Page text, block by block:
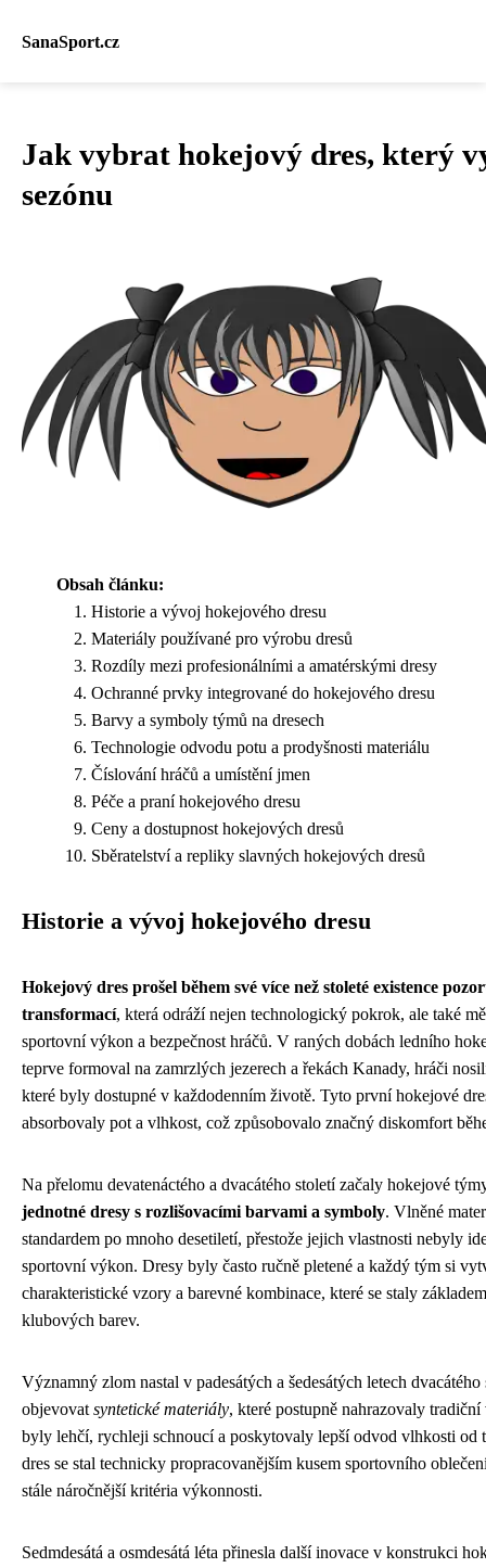
SanaSport.cz
Jak vybrat hokejový dres, který
sezónu
Obsah článku:
Historie a vývoj hokejového dresu
Materiály používané pro výrobu dresů
Rozdíly mezi profesionálními a amatérskými dresy
Ochranné prvky integrované do hokejového dresu
Barvy a symboly týmů na dresech
Technologie odvodu potu a prodyšnosti materiálu
Číslování hráčů a umístění jmen
Péče a praní hokejového dresu
Ceny a dostupnost hokejových dresů
Sběratelství a repliky slavných hokejových dresů
Historie a vývoj hokejového dresu
Hokejový dres prošel během své více než stoleté existence
transformací, která odráží nejen technologický pokrok, ale také
sportovní výkon a bezpečnost hráčů. V raných dobách ledního
teprve formoval na zamrzlých jezerech a řekách Kanady, hráči
které byly dostupné v každodenním životě. Tyto první hokejové
absorbovaly pot a vlhkost, což způsobovalo značný diskomfort
Na přelomu devatenáctého a dvacátého století začaly hokejové
jednotné dresy s rozlišovacími barvami a symboly. Vlněné
standardem po mnoho desetiletí, přestože jejich vlastnosti nebyly
sportovní výkon. Dresy byly často ručně pletené a každý tým si
charakteristické vzory a barevné kombinace, které se staly
klubových barev.
Významný zlom nastal v padesátých a šedesátých letech
objevovat syntetické materiály, které postupně nahrazovaly
byly lehčí, rychleji schnoucí a poskytovaly lepší odvod vlhkosti od
dres se stal technicky propracovanějším kusem sportovního
stále náročnější kritéria výkonnosti.
Sedmdesátá a osmdesátá léta přinesla další inovace v konstrukci